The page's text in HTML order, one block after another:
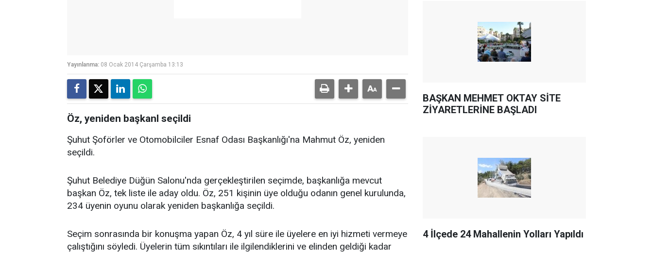
Yayınlanma: 08 Ocak 2014 Çarşamba 13:13
Öz, yeniden başkanl seçildi
Şuhut Şoförler ve Otomobilciler Esnaf Odası Başkanlığı'na Mahmut Öz, yeniden
seçildi.
Şuhut Belediye Düğün Salonu'nda gerçekleştirilen seçimde, başkanlığa mevcut
başkan Öz, tek liste ile aday oldu. Öz, 251 kişinin üye olduğu odanın genel kurulunda,
234 üyenin oyunu olarak yeniden başkanlığa seçildi.
Seçim sonrasında bir konuşma yapan Öz, 4 yıl süre ile üyelere en iyi hizmeti vermeye
çalıştığını söyledi. Üyelerin tüm sıkıntıları ile ilgilendiklerini ve elinden geldiği kadar
BAŞKAN MEHMET OKTAY SİTE
ZİYARETLERİNE BAŞLADI
4 İlçede 24 Mahallenin Yolları Yapıldı